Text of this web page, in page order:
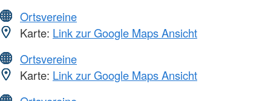
Ortsvereine
Karte: Link zur Google Maps Ansicht
Ortsvereine
Karte: Link zur Google Maps Ansicht